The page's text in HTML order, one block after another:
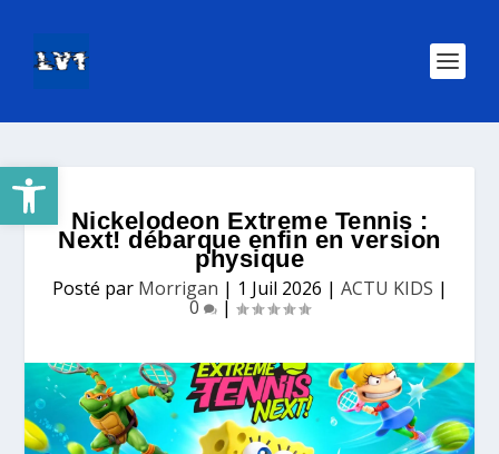
Ouvrir la barre d’outils
Nickelodeon Extreme Tennis :
Next! débarque enfin en version
physique
Posté par Morrigan | 1 Juil 2026 | ACTU KIDS |
0 |